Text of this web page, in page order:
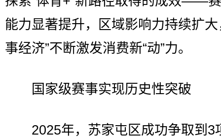
能力显著提升，区域影响力持续扩大
事经济”不断激发消费新“动”力。
国家级赛事实现历史性突破
2025年，苏家屯区成功争取到3